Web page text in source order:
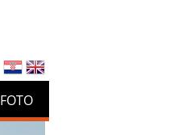
FOTO